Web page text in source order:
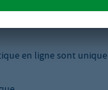
en ligne sont